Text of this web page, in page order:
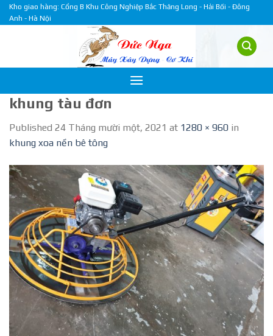
Skip
to
Kho giao hàng: Cổng B Khu Công Nghiệp Bắc Thăng Long - Hải Bối - Đông
Anh - Hà Nội
khung tàu đơn
Published 24 Tháng mười một, 2021 at 1280 × 960 in
khung xoa nền bê tông